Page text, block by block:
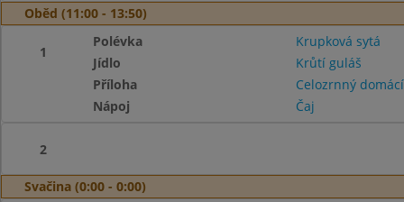
Oběd (11:00 - 13:50)
1
Polévka
Krupková sytá
Jídlo
Krůtí guláš
Příloha
Celozrnný
Nápoj
Čaj
2
Svačina (0:00 - 0:00)